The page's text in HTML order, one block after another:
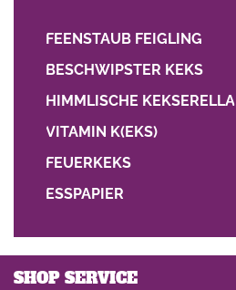
FEENSTAUB FEIGLING
BESCHWIPSTER KEKS
HIMMLISCHE KEKSERELLA
VITAMIN K(EKS)
FEUERKEKS
ESSPAPIER
SHOP SERVICE